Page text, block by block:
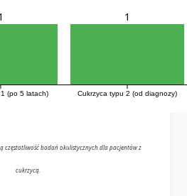
(po 5 latach) Cukrzyca typu 2 (od diagnozy)
1
częstotliwość badań okulistycznych dla pacjentów z
cukrzycą.